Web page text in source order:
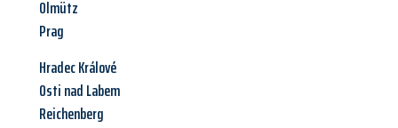
Olmütz
Prag
Hradec Králové
Osti nad Labem
Reichenberg